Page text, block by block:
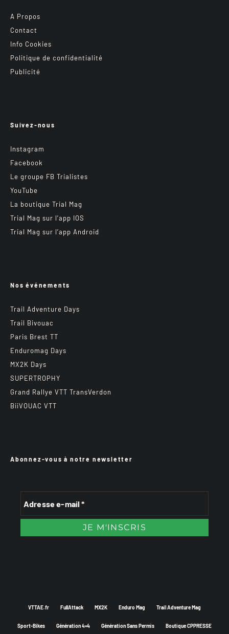
A Propos
Contact
Info Cookies
Politique de confidentialité
Publicité
Suivez-nous
Instagram
Facebook
Le groupe FB Trialistes
YouTube
La boutique Trial Mag
Trial Mag sur l’app IOS
Trial Mag sur l’app Android
Nos événements
Trail Adventure Days
Trail Bivouac
Paris Brest TT
Enduromag Days
MX2K Days
SUPERTROPHY
Grand Rallye VTT TransVerdon
BiiVOUAC VTT
Abonnez-vous à notre newsletter
VTTAE.fr FullAttack MX2K Enduro Mag Trail Adventure Mag
Sport-Bikes Génération 4×4 Génération Sans Permis Boutique CPPRESSE